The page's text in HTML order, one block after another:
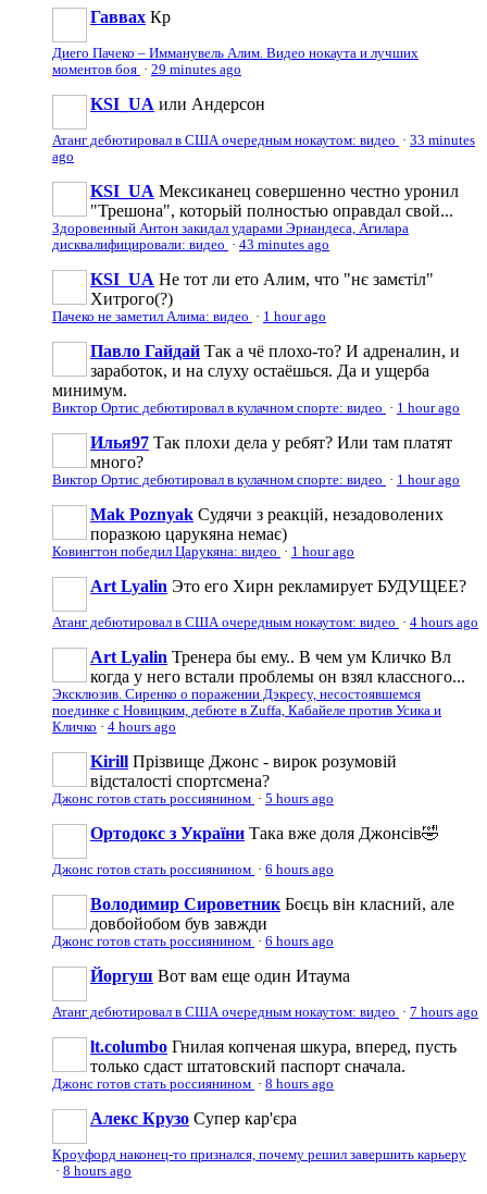
Гаввах Кр
Диего Пачеко – Имманувель Алим. Видео нокаута и лучших
моментов боя · 29 minutes ago
KSI_UA или Андерсон
Атанг дебютировал в США очередным нокаутом: видео · 33 minutes
ago
KSI_UA Мексиканец совершенно честно уронил
"Трешона", которьій полностью оправдал свой...
Здоровенный Антон закидал ударами Эрнандеса, Агилара
дисквалифицировали: видео · 43 minutes ago
KSI_UA Не тот ли ето Алим, что "нє замєтіл"
Хитрого(?)
Пачеко не заметил Алима: видео · 1 hour ago
Павло Гайдай Так а чё плохо-то? И адреналин, и
заработок, и на слуху остаёшься. Да и ущерба
минимум.
Виктор Ортис дебютировал в кулачном спорте: видео · 1 hour ago
Илья97 Так плохи дела у ребят? Или там платят
много?
Виктор Ортис дебютировал в кулачном спорте: видео · 1 hour ago
Mak Poznyak Судячи з реакцій, незадоволених
поразкою царукяна немає)
Ковингтон победил Царукяна: видео · 1 hour ago
Art Lyalin Это его Хирн рекламирует БУДУЩЕЕ?
Атанг дебютировал в США очередным нокаутом: видео · 4 hours ago
Art Lyalin Тренера бы ему.. В чем ум Кличко Вл
когда у него встали проблемы он взял классного...
Эксклюзив. Сиренко о поражении Дэкресу, несостоявшемся
поединке с Новицким, дебюте в Zuffa, Кабайеле против Усика и
Кличко · 4 hours ago
Kirill Прізвище Джонс - вирок розумовій
відсталості спортсмена?
Джонс готов стать россиянином · 5 hours ago
Ортодокс з України Така вже доля Джонсів🤣
Джонс готов стать россиянином · 6 hours ago
Володимир Сироветник Боєць він класний, але
довбойобом був завжди
Джонс готов стать россиянином · 6 hours ago
Йоргуш Вот вам еще один Итаума
Атанг дебютировал в США очередным нокаутом: видео · 7 hours ago
lt.columbo Гнилая копченая шкура, вперед, пусть
только сдаст штатовский паспорт сначала.
Джонс готов стать россиянином · 8 hours ago
Алекс Крузо Супер кар'єра
Кроуфорд наконец-то признался, почему решил завершить карьеру
· 8 hours ago